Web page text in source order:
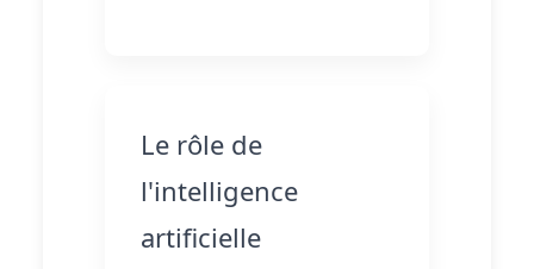
Le rôle de
l'intelligence
artificielle